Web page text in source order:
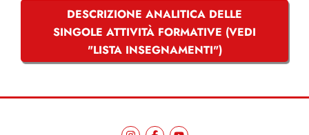
DESCRIZIONE ANALITICA DELLE
SINGOLE ATTIVITÀ FORMATIVE (VEDI
"LISTA INSEGNAMENTI")